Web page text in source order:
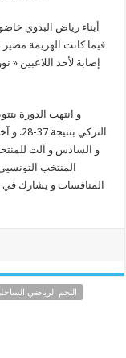
فيما كانت الهزيمة
إصابة لأحد اللاعبين
و انتهت الدورة
المنتخب
النجم الرياضي